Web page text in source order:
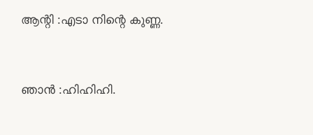
ആന്റി :എടാ നിന്റെ കുണ്ണ.
ഞാൻ :ഹിഹിഹി.